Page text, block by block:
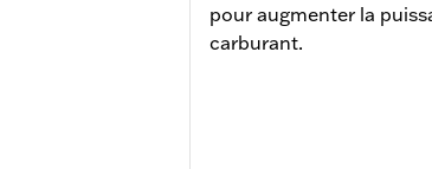
pour augmenter la
carburant.